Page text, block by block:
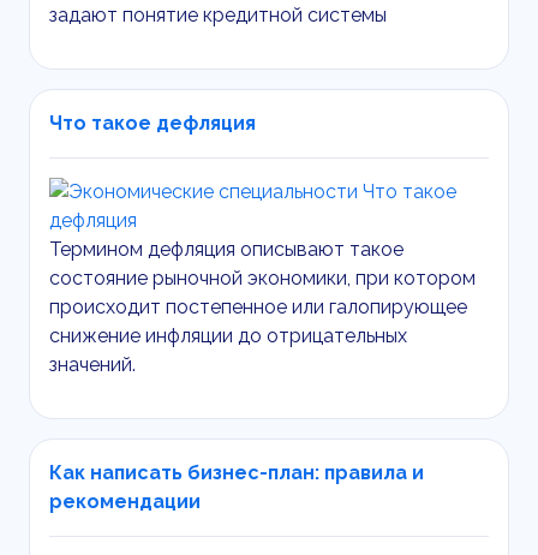
задают понятие кредитной системы
Что такое дефляция
Термином дефляция описывают такое
состояние рыночной экономики, при котором
происходит постепенное или галопирующее
снижение инфляции до отрицательных
значений.
Как написать бизнес-план: правила и
рекомендации